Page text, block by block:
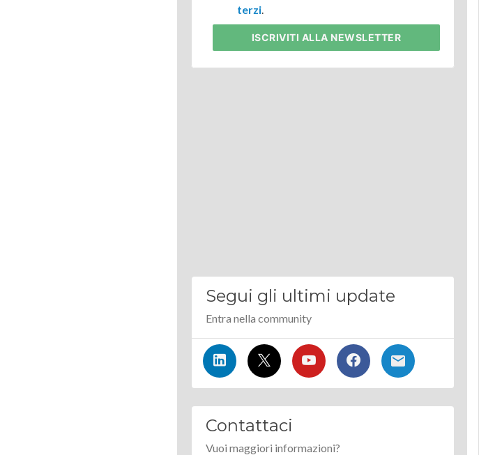
terzi.
ISCRIVITI ALLA NEWSLETTER
Segui gli ultimi update
Entra nella community
Contattaci
Vuoi maggiori informazioni?